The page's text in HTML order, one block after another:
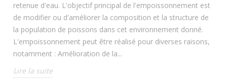
retenue d'eau. L'objectif principal de l'empoissonnement est
de modifier ou d'améliorer la composition et la structure de
la population de poissons dans cet environnement donné.
L'empoissonnement peut être réalisé pour diverses raisons,
notamment : Amélioration de la...
Lire la suite